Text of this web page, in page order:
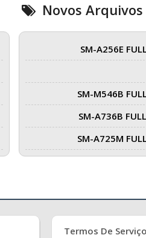
Novos
SM-A256E
SM-M546B
SM-A736B
SM-A725M
Termos De Serviço